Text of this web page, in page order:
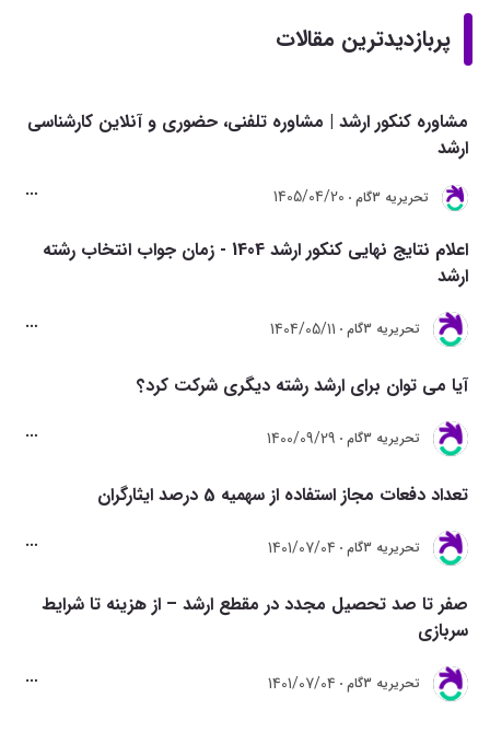
پربازدیدترین مقالات
مشاوره کنکور ارشد | مشاوره تلفنی، حضوری و آنلاین کارشناسی
ارشد
تحريريه 3گام 1405/04/20
اعلام نتایج نهایی کنکور ارشد 1404 - زمان جواب انتخاب رشته
ارشد
تحريريه 3گام 1404/05/11
آیا می توان برای ارشد رشته دیگری شرکت کرد؟
تحريريه 3گام 1400/09/29
تعداد دفعات مجاز استفاده از سهمیه 5 درصد ایثارگران
تحريريه 3گام 1401/07/04
صفر تا صد تحصیل مجدد در مقطع ارشد – از هزینه تا شرایط
سربازی
تحريريه 3گام 1401/07/04